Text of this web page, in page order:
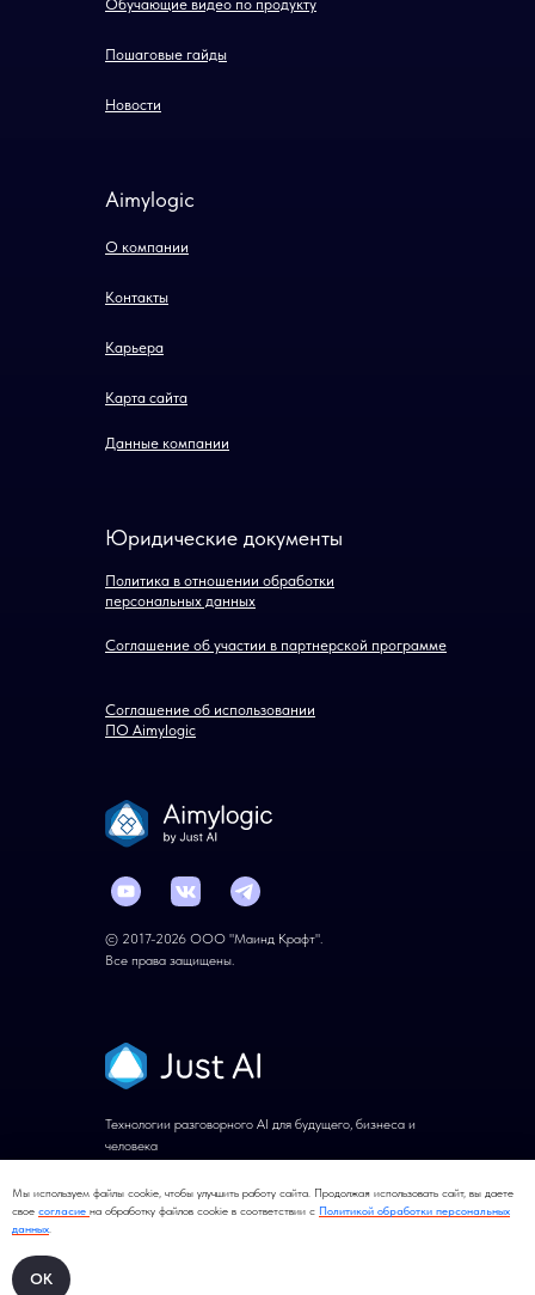
Мы используем файлы cookie, чтобы улучшить работу сайта. Продолжая использовать сайт, вы даете
свое согласие на обработку файлов cookie в соответствии с Политикой обработки персональных
данных
ОК
© 2017-2026 ООО "Маинд Крафт".
Все права защищены.
Технологии разговорного AI для будущего, бизнеса и
человека
Юридические документы
Политика в отношении обработки
персональных данных
Соглашение об участии в партнерской программе
Соглашение об использовании
ПО Aimylogic
Обучающие видео по продукту
Пошаговые гайды
Новости
Aimylogic
О компании
Контакты
Карьера
Карта сайта
Данные компании